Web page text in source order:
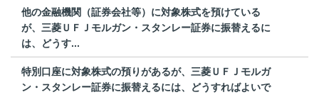
他の金融機関（証券会社等）に対象株式を預けている
が、三菱ＵＦＪモルガン・スタンレー証券に振替えるに
は、どうす...
特別口座に対象株式の預りがあるが、三菱ＵＦＪモルガ
ン・スタンレー証券に振替えるには、どうすればよいで